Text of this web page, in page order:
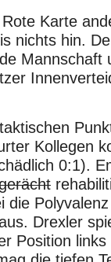
Karte
nichts hin.
Mannschaft
Kollegen
0:1).
die
Drexler
Position